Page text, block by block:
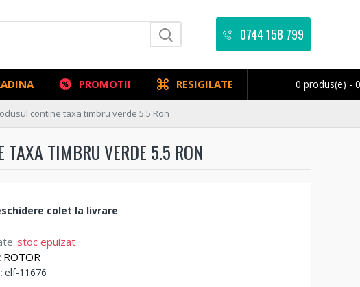
0744 158 799
PROMOTII RESIGILATE 0 produs(e) -
contine taxa timbru verde 5.5 Ron
TIMBRU VERDE 5.5 RON
stoc epuizat
ROTOR
elf-11676
colet la livrare